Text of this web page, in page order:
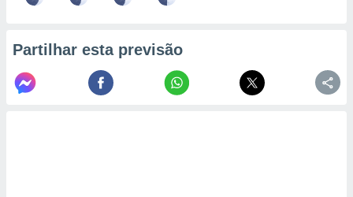
Partilhar esta previsão